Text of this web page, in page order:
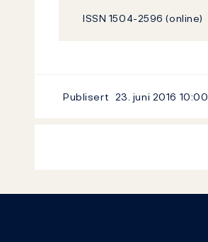
ISSN 1504-2596 (online)
Publisert 23. juni 2016 10:00